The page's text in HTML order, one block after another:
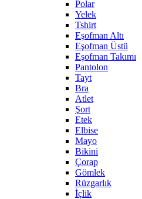
Polar
Yelek
Tshirt
Eşofman Altı
Eşofman Üstü
Eşofman Takımı
Pantolon
Tayt
Bra
Atlet
Şort
Etek
Elbise
Mayo
Bikini
Çorap
Gömlek
Rüzgarlık
İçlik